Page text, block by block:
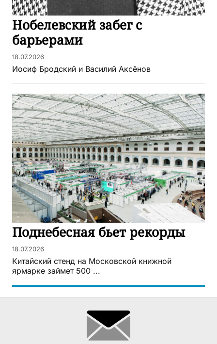
Нобелевский забег с
барьерами
18.07.2026
Иосиф Бродский и Василий Аксёнов
Поднебесная бьет рекорды
18.07.2026
Китайский стенд на Московской книжной
ярмарке займет 500 ...